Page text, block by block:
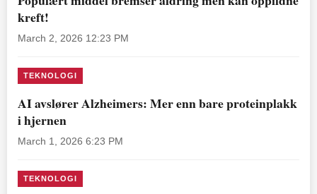
kreft!
March 2, 2026 12:23 PM
TEKNOLOGI
AI avslører Alzheimers: Mer enn bare proteinplakk
i hjernen
March 1, 2026 6:23 PM
TEKNOLOGI